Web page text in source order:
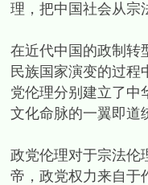
理，把中国社会从宗
在近代中国的政制转
民族国家演变的过程
党伦理分别建立了中
文化命脉的一翼即道
政党伦理对于宗法伦
帝，政党权力来自于